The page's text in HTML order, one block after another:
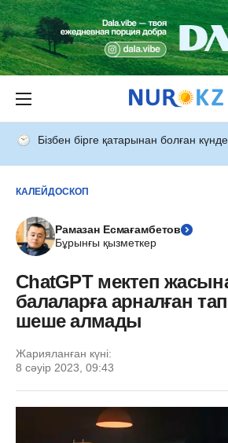
Бізбен бірге қатарынан болған
КАЛЕЙДОСКОП
Рамазан Есмағамбетов
Бұрынғы қызметкер
ChatGPT мектеп жасына
балаларға арналған
шеше алмады
Жарияланған күні:
8 сәуір 2023, 09:43